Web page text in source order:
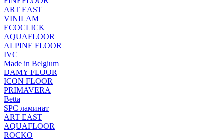
ART EAST
VINILAM
ECOCLICK
AQUAFLOOR
ALPINE FLOOR
IVC
Made in Belgium
DAMY FLOOR
ICON FLOOR
PRIMAVERA
Betta
SPC ламинат
ART EAST
AQUAFLOOR
ROCKO